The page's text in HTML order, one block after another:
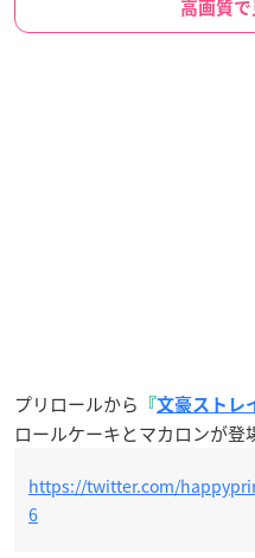
高画質
プリロールから 『文豪ストレ
ロールケーキとマカロンが登
https://twitter.com/
6